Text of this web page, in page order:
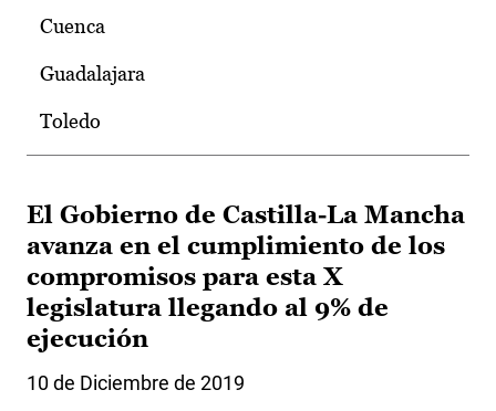
Cuenca
Guadalajara
Toledo
El Gobierno de Castilla-La Mancha
avanza en el cumplimiento de los
compromisos para esta X
legislatura llegando al 9% de
ejecución
10 de Diciembre de 2019